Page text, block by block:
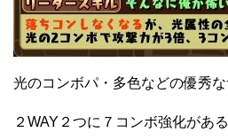
光のコンボパ・多色などの優秀な
２WAY２つに７コンボ強化があ